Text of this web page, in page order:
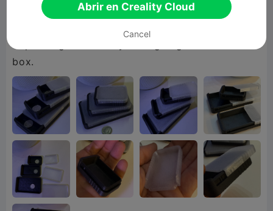
for my use. You might consider going with two
for an easier slide, but it might not be as secure
depending on where you're going to use the
box.
Abrir en Creality Cloud
Cancel